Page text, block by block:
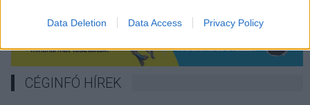
Data Deletion Data Access Privacy Policy
CÉGINFÓ HÍREK